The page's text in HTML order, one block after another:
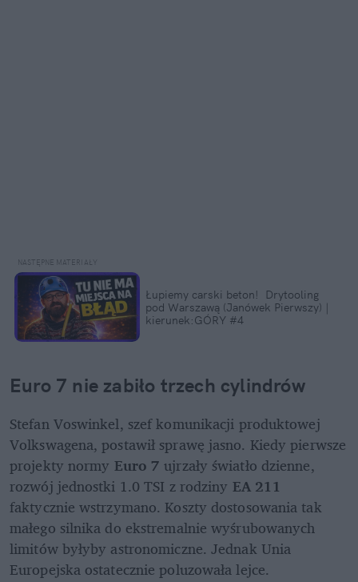
Łupiemy carski beton!  Drytooling
pod Warszawą (Janówek Pierwszy) |
kierunek:GÓRY #4
Euro 7 nie zabiło trzech cylindrów
Stefan Voswinkel, szef komunikacji produktowej
Volkswagena, postawił sprawę jasno. Kiedy pierwsze
projekty normy Euro 7 ujrzały światło dzienne,
rozwój jednostki 1.0 TSI z rodziny EA 211
faktycznie wstrzymano. Koszty dostosowania tak
małego silnika do ekstremalnie wyśrubowanych
limitów byłyby astronomiczne. Jednak Unia
Europejska ostatecznie poluzowała lejce.